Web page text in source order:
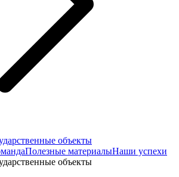
объекты
Полезные материалыНаши успехи
объекты